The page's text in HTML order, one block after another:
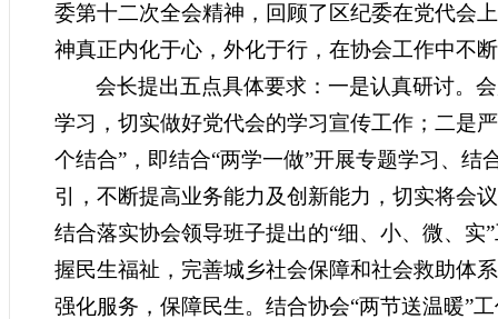
委第十二次全会精神，回顾了区纪委在党代会
神真正内化于心，外化于行，在协会工作中不
会长提出五点具体要求：一是认真研讨。
学习，切实做好党代会的学习宣传工作；二是
个结合”，即结合“两学一做”开展专题学习、
引，不断提高业务能力及创新能力，切实将会
结合落实协会领导班子提出的“细、小、微、
握民生福祉，完善城乡社会保障和社会救助体
强化服务，保障民生。结合协会“两节送温暖”